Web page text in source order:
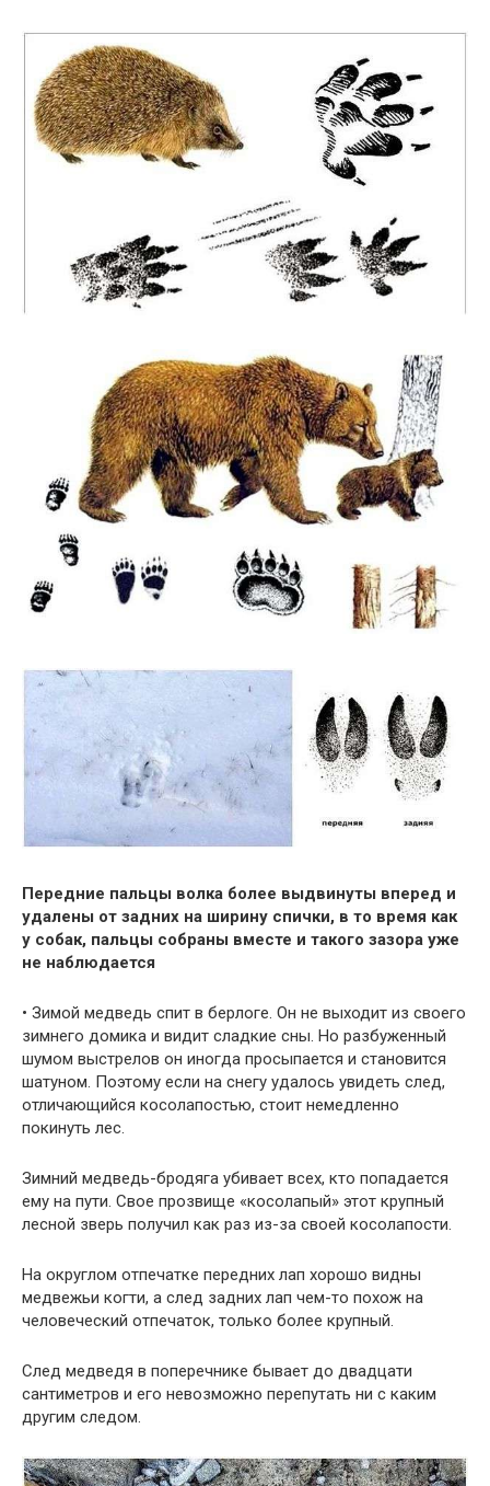
Передние пальцы волка более выдвинуты вперед и
удалены от задних на ширину спички, в то время как
у собак, пальцы собраны вместе и такого зазора уже
не наблюдается
• Зимой медведь спит в берлоге. Он не выходит из своего
зимнего домика и видит сладкие сны. Но разбуженный
шумом выстрелов он иногда просыпается и становится
шатуном. Поэтому если на снегу удалось увидеть след,
отличающийся косолапостью, стоит немедленно
покинуть лес.
Зимний медведь-бродяга убивает всех, кто попадается
ему на пути. Свое прозвище «косолапый» этот крупный
лесной зверь получил как раз из-за своей косолапости.
На округлом отпечатке передних лап хорошо видны
медвежьи когти, а след задних лап чем-то похож на
человеческий отпечаток, только более крупный.
След медведя в поперечнике бывает до двадцати
сантиметров и его невозможно перепутать ни с каким
другим следом.